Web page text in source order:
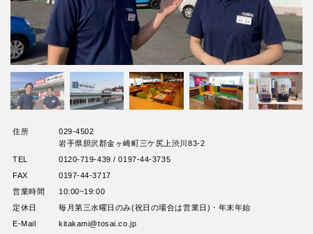
住所
029-4502
岩手県胆沢郡金ヶ崎町三ケ尻上渋川83-2
TEL
0120-719-439 / 0197-44-3735
FAX
0197-44-3717
営業時間
10:00~19:00
定休日
毎月第三水曜日のみ(祝日の場合は営業日)・年末年始
E-Mail
kitakami@tosai.co.jp